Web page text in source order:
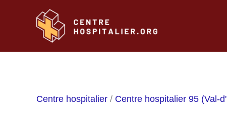
Centre hospitalier / Centre hospitalier 95 (Val-